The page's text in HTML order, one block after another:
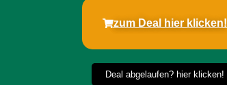
zum Deal hier klicken!
Deal abgelaufen? hier klicken!